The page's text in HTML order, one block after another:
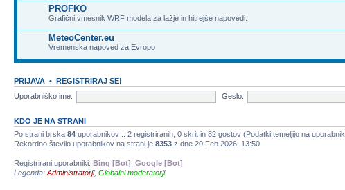
PROFKO
Grafični vmesnik WRF modela za lažje in hitrejše napovedi.
MeteoCenter.eu
Vremenska napoved za Evropo
PRIJAVA • REGISTRIRAJ SE!
Uporabniško ime:
Geslo:
KDO JE NA STRANI
Po strani brska 84 uporabnikov :: 2 registriranih, 0 skrit in 82 gostov (Podatki temeljijo na
Rekordno število uporabnikov na strani je 8353 z dne 20 Feb 2026, 13:50
Registrirani uporabniki: Bing [Bot] Google [Bot]
Legenda: Administratorji, Globalni moderatorji